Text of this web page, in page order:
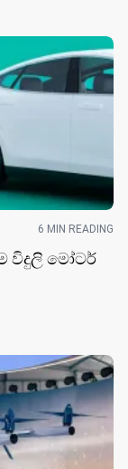
6 MIN READING
විදුලි මෝටර්